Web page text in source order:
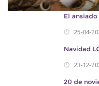
El
25-04-
Navidad
23-12-
20 de